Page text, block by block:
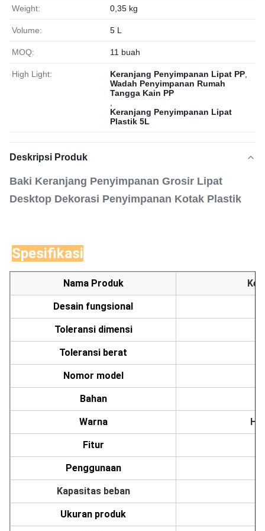
Weight: 0,35 kg
Volume: 5 L
MOQ: 11 buah
High Light: Keranjang Penyimpanan Lipat PP
Wadah Penyimpanan Rumah
Tangga Kain PP
Keranjang Penyimpanan Lipat
Plastik 5L
Deskripsi Produk
Baki Keranjang Penyimpanan Grosir Lipat
Desktop Dekorasi Penyimpanan Kotak Plastik
Spesifikasi
Nama Produk
Desain fungsional
Toleransi dimensi
Toleransi berat
Nomor model
Bahan
Warna
Fitur
Penggunaan
Kapasitas beban
Ukuran produk